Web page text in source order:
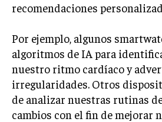
recomendaciones
Por ejemplo, algunos
algoritmos de IA para
nuestro ritmo cardíaco y
irregularidades. Otros
de analizar nuestras rutinas
cambios con el fin de mejorar